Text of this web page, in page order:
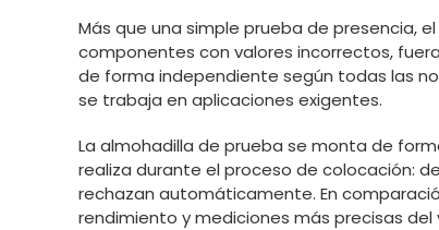
Más que una simple prueba de presencia,
componentes con valores incorrectos,
de forma independiente según todas las
se trabaja en aplicaciones exigentes.
La almohadilla de prueba se monta de
realiza durante el proceso de colocación:
rechazan automáticamente. En
rendimiento y mediciones más precisas